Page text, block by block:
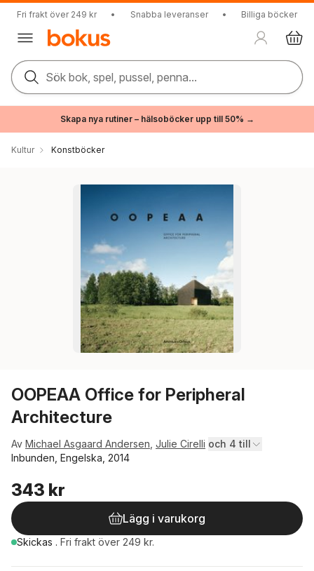
Fri frakt över 249 kr • Snabba leveranser • Billiga böcker
Sök bok, spel, pussel, penna...
Skapa nya rutiner – hälsoböcker upp till 50% →
Kultur Konstböcker
OOPEAA Office for Peripheral
Architecture
Av Michael Asgaard Andersen Julie Cirelli och 4 till
Inbunden, Engelska, 2014
343 kr
Lägg i varukorg
Skickas . Fri frakt över 249 kr.